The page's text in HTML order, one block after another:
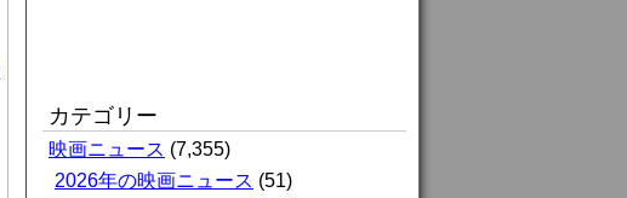
カテゴリー
映画ニュース (7,355)
2026年の映画ニュース (51)